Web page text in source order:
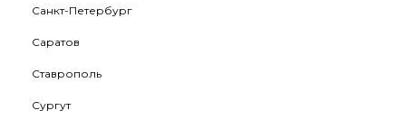
Санкт-Петербург
Саратов
Ставрополь
Сургут